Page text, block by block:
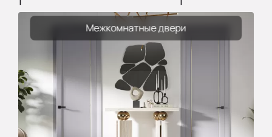
Межкомнатные двери